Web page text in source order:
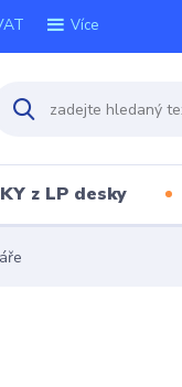
Více
z LP desky